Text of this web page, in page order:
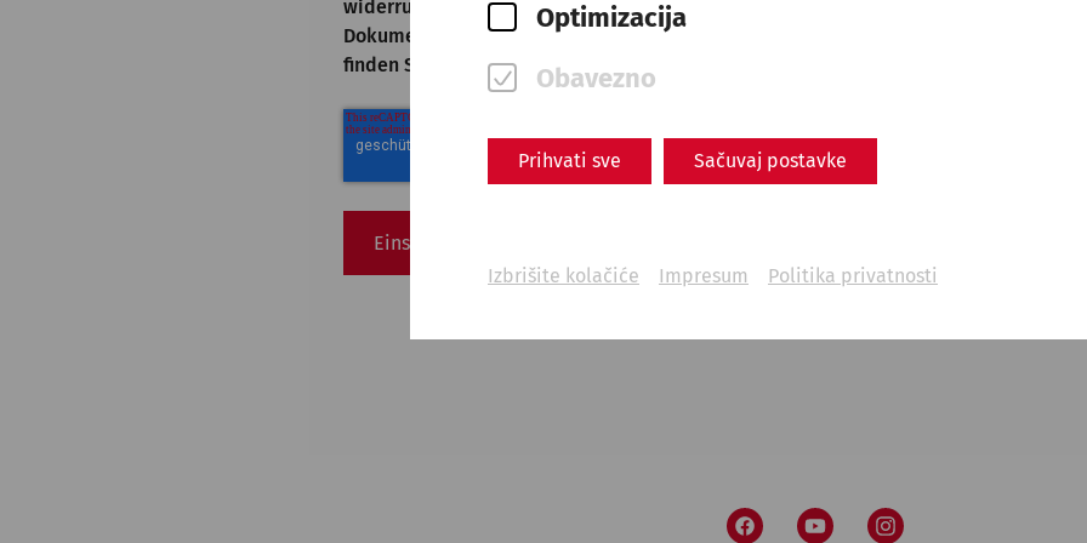
Optimizacija
Obavezno
Prihvati sve Sačuvaj postavke
Izbrišite kolačiće Impresum Politika privatnosti
widerrufen, werden keine Informationen mehr versendet. Die Daten werden
Dokumentation der Einwilligung und der bisherigen Verwendung verarbeitet.
finden Sie in unserer
Datenschutzerklärung